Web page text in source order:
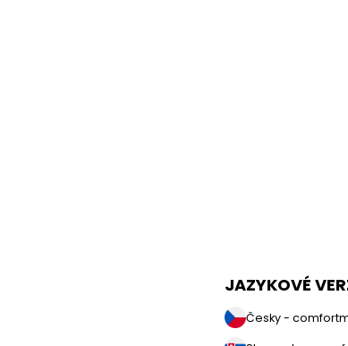
JAZYKOVÉ
Česky -